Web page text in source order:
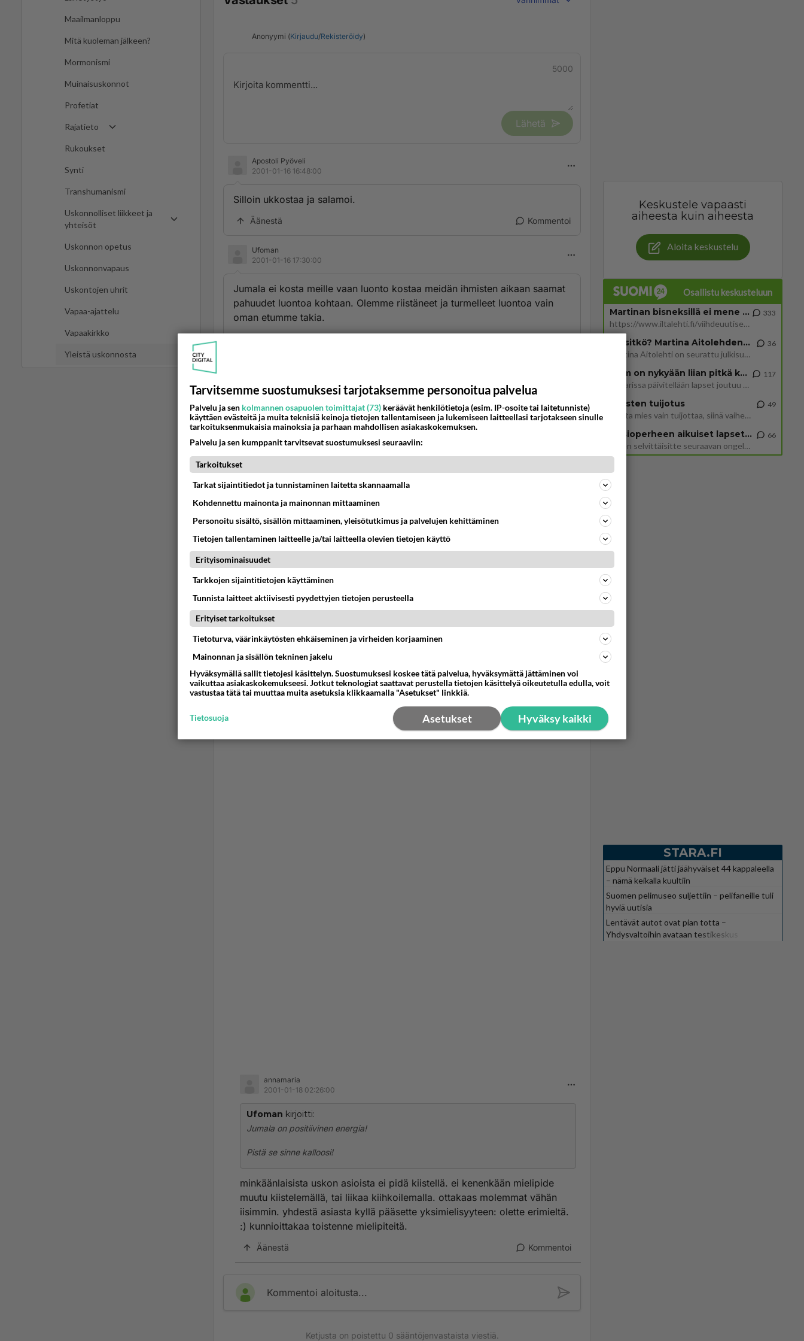
Maailmanloppu
Mitä kuoleman jälkeen?
Mormonismi
Muinaisuskonnot
Profetiat
Rajatieto
Rukoukset
Synti
Transhumanismi
Uskonnolliset liikkeet ja
yhteisöt
Uskonnon opetus
Uskonnonvapaus
Uskontojen uhrit
Vapaa-ajattelu
Vapaakirkko
Yleistä uskonnosta
Anonyymi (Kirjaudu/Rekisteröidy)
5000
Lähetä
Apostoli Pyöveli
2001-01-16 16:48:00
Silloin ukkostaa ja salamoi.
Äänestä Kommentoi
Ufoman
2001-01-16 17:30:00
Jumala ei kosta meille vaan luonto kostaa meidän ihmisten aikaan saamat
pahuudet luontoa kohtaan. Olemme riistäneet ja turmelleet luontoa vain
oman etumme takia.
2001-01-16 23:23:00
Ufoman viestisäs on mielestäin asiaa, mutta ookkos ikinä ajatellu kuinka
Jumala on kaikki, eikä suinkaan pelkkä "positiivinen energia" jos haluat
ruveta trip on tässä ni ajattele sitä kuinka Jeesus on kaiken alku ja loppu,
joka asias.
2001-01-17 15:10:00
SexyDancer
Ufoman viestisäs on mielestäin asiaa, mutta ookkos ikinä ajatellu kuinka Jumala on
ajattele sitä kuinka Jeesus on kaiken alku ja loppu, joka asias.
Lue lisää
Jumala on positiivinen energia!
Pistä se sinne kalloosi!
Äänestä Kommentoi
annamaria
2001-01-18 02:26:00
Ufoman kirjoitti:
Jumala on positiivinen energia!
Pistä se sinne kalloosi!
minkäänlaisista uskon asioista ei pidä kiistellä. ei kenenkään mielipide
muutu kiistelemällä, tai liikaa kiihkoilemalla. ottakaas molemmat vähän
iisimmin. yhdestä asiasta kyllä pääsette yksimielisyyteen: olette erimieltä.
:) kunnioittakaa toistenne mielipiteitä.
Äänestä Kommentoi
Kommentoi aloitusta...
Ketjusta on poistettu 0 sääntöjenvastaista viestiä.
Keskustele vapaasti
aiheesta kuin aiheesta
Aloita keskustelu
Osallistu keskusteluun
Martinan bisneksillä ei mene hyvin
https://www.iltalehti.fi/viihdeuutiset/a/c46da6ab-340f-4790-aaa7-0865eed2336 Yrityksen konkurssihakemus on tullut kärä
333
Tiesitkö? Martina Aitolehden isäpuoli on tämä suosittu laulaja
Martina Aitolehti on seurattu julkisuuden henkilö. Lähipiiriin mahtuu muitakin tunnettuja henkilöitä. Tiesitkö, että Ma
36
2 km on nykyään liian pitkä koulumatka
Hesarissa päivitellään lapset joutuu nyt kulkemaan 2 km kouluun jösses. Ruostefillarilla tuo matka menee vaikka miten äk
117
Miesten tuijotus
Mutta mies vain tuijottaa, siinä vaiheessa käännän itse pään pois. Mikä juttu? Yleensä jos joku tuijottaa tai katsoo, hä
49
Uusioperheen aikuiset lapset tyhjentää jääkaapin käydessään
Miten selvittäisitte seuraavan ongelman, meillä on uusioperhe, minulla teini-ikäiset lapset ja puolisolla aikuiset, jotk
66
STARA.FI
Eppu Normaali jätti jäähyväiset 44 kappaleella
– nämä keikalla kuultiin
Suomen pelimuseo suljettiin – pelifaneille tuli
hyviä uutisia
Lentävät autot ovat pian totta –
Yhdysvaltoihin avataan testikeskus
Tarvitsemme suostumuksesi tarjotaksemme personoitua palvelua
Palvelu ja sen kolmannen osapuolen toimittajat (73) keräävät henkilötietoja (esim. IP-osoite tai laitetunniste)
käyttäen evästeitä ja muita teknisiä keinoja tietojen tallentamiseen ja lukemiseen laitteellasi tarjotakseen sinulle
tarkoituksenmukaisia mainoksia ja parhaan mahdollisen asiakaskokemuksen.
Palvelu ja sen kumppanit tarvitsevat suostumuksesi seuraaviin:
Tarkoitukset
Tarkat sijaintitiedot ja tunnistaminen laitetta skannaamalla
Kohdennettu mainonta ja mainonnan mittaaminen
Personoitu sisältö, sisällön mittaaminen, yleisötutkimus ja palvelujen kehittäminen
Tietojen tallentaminen laitteelle ja/tai laitteella olevien tietojen käyttö
Erityisominaisuudet
Tarkkojen sijaintitietojen käyttäminen
Tunnista laitteet aktiivisesti pyydettyjen tietojen perusteella
Erityiset tarkoitukset
Tietoturva, väärinkäytösten ehkäiseminen ja virheiden korjaaminen
Mainonnan ja sisällön tekninen jakelu
Hyväksymällä sallit tietojesi käsittelyn. Suostumuksesi koskee tätä palvelua, hyväksymättä jättäminen voi
vaikuttaa asiakaskokemukseesi. Jotkut teknologiat saattavat perustella tietojen käsittelyä oikeutetulla edulla, voit
vastustaa tätä tai muuttaa muita asetuksia klikkaamalla "Asetukset" linkkiä.
Hyväksy kaikki
Asetukset
Tietosuoja